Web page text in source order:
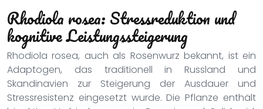
Rhodiola rosea: Stressreduktion und
kognitive Leistungssteigerung
Rhodiola rosea, auch als Rosenwurz bekannt, ist ein
Adaptogen, das traditionell in Russland und
Skandinavien zur Steigerung der Ausdauer und
Stressresistenz eingesetzt wurde. Die Pflanze enthält